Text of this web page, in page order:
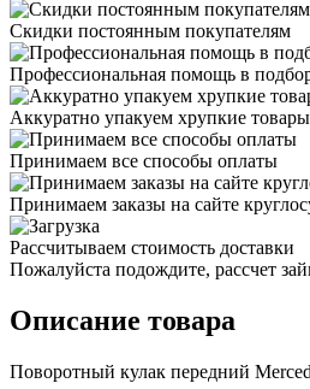
Скидки постоянным покупателям
Профессиональная помощь в
Аккуратно упакуем хрупкие товары
Принимаем все способы оплаты
Принимаем заказы на сайте
Рассчитываем стоимость доставки
Пожалуйста подождите, рассчет
Описание товара
Поворотный кулак передний